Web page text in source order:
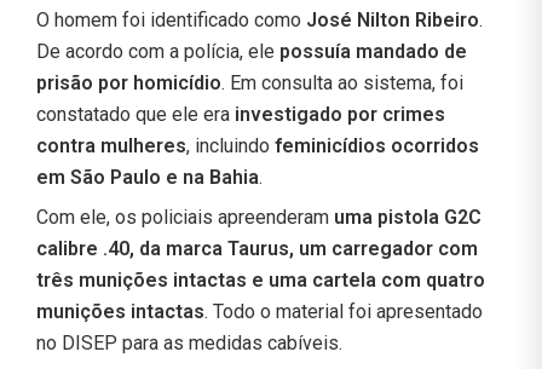
O homem foi identificado como José Nilton Ribeiro.
De acordo com a polícia, ele possuía mandado de
prisão por homicídio. Em consulta ao sistema, foi
constatado que ele era investigado por crimes
contra mulheres, incluindo feminicídios ocorridos
em São Paulo e na Bahia.
Com ele, os policiais apreenderam uma pistola G2C
calibre .40, da marca Taurus, um carregador com
três munições intactas e uma cartela com quatro
munições intactas. Todo o material foi apresentado
no DISEP para as medidas cabíveis.